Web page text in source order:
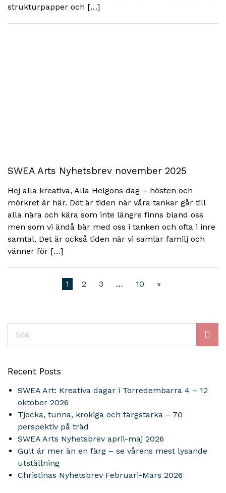
strukturpapper och […]
SWEA Arts Nyhetsbrev november 2025
Hej alla kreativa, Alla Helgons dag – hösten och
mörkret är här. Det är tiden när våra tankar går till
alla nära och kära som inte längre finns bland oss
men som vi ändå bär med oss i tanken och ofta i inre
samtal. Det är också tiden när vi samlar familj och
vänner för […]
1 2 3 … 10 »
Recent Posts
SWEA Art: Kreativa dagar i Torredembarra 4 – 12
oktober 2026
Tjocka, tunna, krokiga och färgstarka – 70
perspektiv på träd
SWEA Arts Nyhetsbrev april-maj 2026
Gult är mer än en färg – se vårens mest lysande
utställning
Christinas Nyhetsbrev Februari-Mars 2026